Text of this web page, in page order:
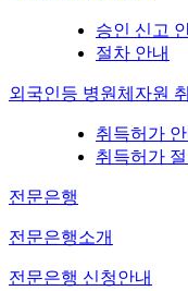
승인 신고
절차 안내
외국인등 병원체자원
취득허가 안
취득허가
전문은행
전문은행소개
전문은행 신청안내